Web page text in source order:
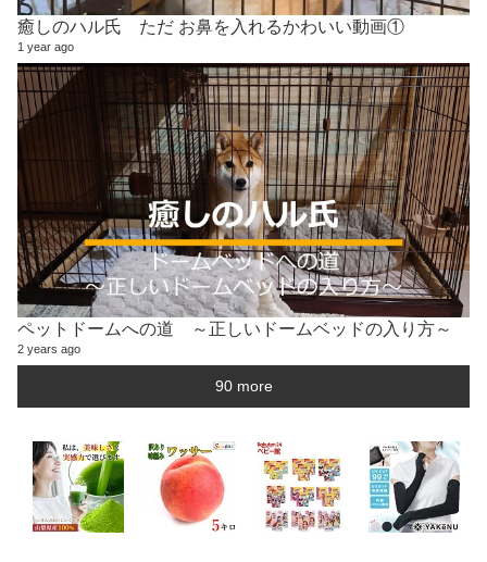
癒しのハル氏 ただ お鼻を入れるかわいい動画①
1 year ago
ペットドームへの道 ～正しいドームベッドの入り方～
2 years ago
90 more